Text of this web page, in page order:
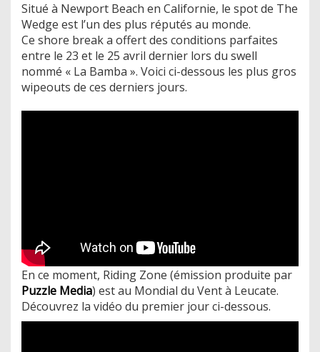
Situé à Newport Beach en Californie, le spot de The
Wedge est l’un des plus réputés au monde.
Ce shore break a offert des conditions parfaites
entre le 23 et le 25 avril dernier lors du swell
nommé « La Bamba ». Voici ci-dessous les plus gros
wipeouts de ces derniers jours.
En ce moment, Riding Zone (émission produite par
Puzzle Media) est au Mondial du Vent à Leucate.
Découvrez la vidéo du premier jour ci-dessous.